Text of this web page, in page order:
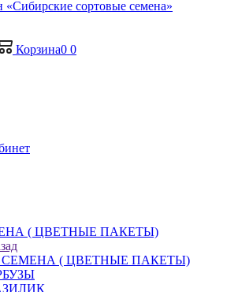
Корзина0 0
( ЦВЕТНЫЕ ПАКЕТЫ)
СЕМЕНА ( ЦВЕТНЫЕ ПАКЕТЫ)